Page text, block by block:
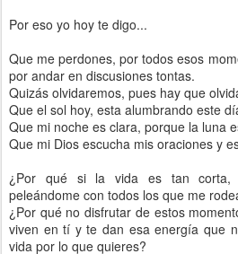
Por eso yo hoy te digo...
Que me perdones, por todos esos
por andar en discusiones tontas.
Quizás olvidaremos, pues hay que
Que el sol hoy, esta alumbrando este
Que mi noche es clara, porque la luna
Que mi Dios escucha mis oraciones y
¿Por qué si la vida es tan
peleándome con todos los que me
¿Por qué no disfrutar de estos
viven en tí y te dan esa energía que
vida por lo que quieres?